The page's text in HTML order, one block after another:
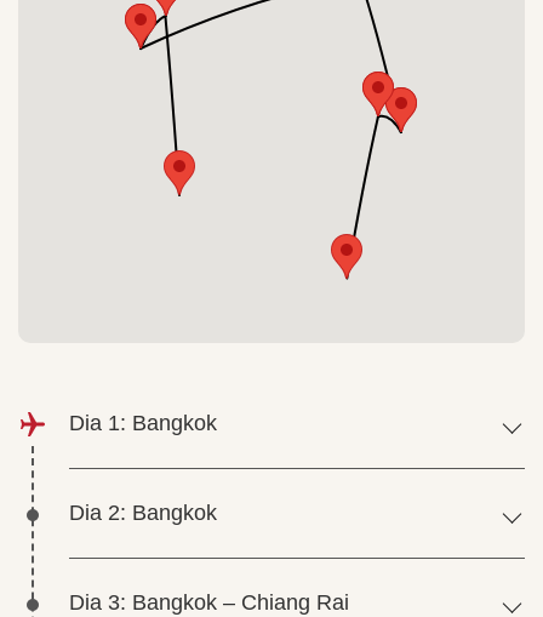
Dia 1: Bangkok
Dia 2: Bangkok
Dia 3: Bangkok – Chiang Rai